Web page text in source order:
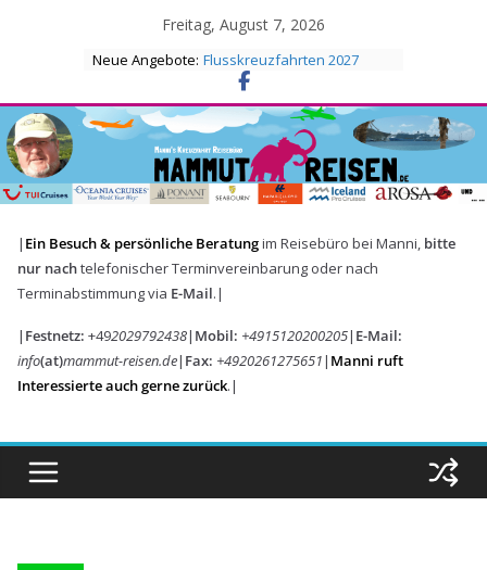
Freitag, August 7, 2026
Neue Angebote: Flusskreuzfahrten 2027
AIDA Wintersaison 2027/2028
| Ein Besuch & persönliche Beratungim Reisebüro bei Manni, bitte
nur nachtelefonischer Terminvereinbarung oder nach
Terminabstimmung via E-Mail.|
| Festnetz: +492029792438| Mobil: +4915120200205| E-Mail:
info(at)mammut-reisen.de| Fax: +4920261275651| Manni ruft
Interessierte auch gerne zurück.|